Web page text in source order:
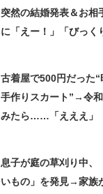
突然の結婚発表＆お相
に「えー！」「びっく
古着屋で500円だった“
手作りスカート”→令
みたら……「えええ
息子が庭の草刈り中、
いもの」を発見→家族